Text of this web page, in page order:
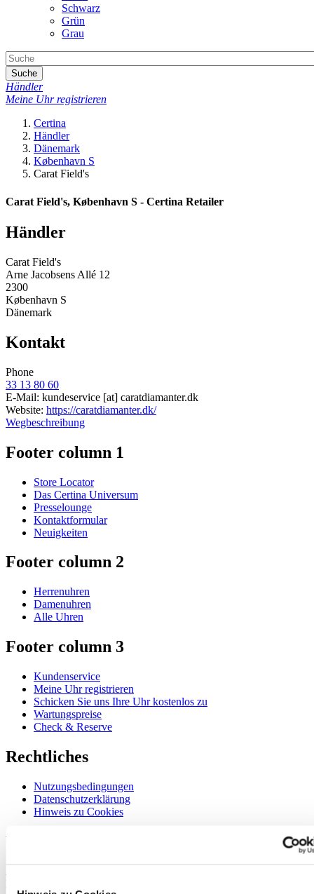
Schwarz
Grün
Grau
Suche
Händler
Meine Uhr registrieren
Certina
Händler
Dänemark
København S
Carat Field's
Carat Field's, København S - Certina Retailer
Händler
Carat Field's
Arne Jacobsens Allé 12
2300
København S
Dänemark
Kontakt
Phone
33 13 80 60
E-Mail: kundeservice [at] caratdiamanter.dk
Website: https://caratdiamanter.dk/
Wegbeschreibung
Footer column 1
Store Locator
Das Certina Universum
Presselounge
Kontaktformular
Neuigkeiten
Footer column 2
Herrenuhren
Damenuhren
Alle Uhren
Footer column 3
Kundenservice
Meine Uhr registrieren
Schicken Sie uns Ihre Uhr kostenlos zu
Wartungspreise
Check & Reserve
Rechtliches
Nutzungsbedingungen
Datenschutzerklärung
Hinweis zu Cookies
Willkommen im CERTINA Club
Information